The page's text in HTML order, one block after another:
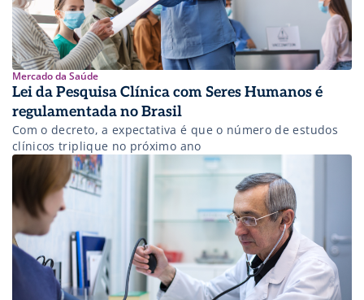
Mercado da Saúde
Lei da Pesquisa Clínica com Seres Humanos é
regulamentada no Brasil
Com o decreto, a expectativa é que o número de estudos
clínicos triplique no próximo ano